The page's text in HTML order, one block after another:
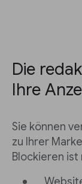
Die
Ihre
Sie können
zu Ihrer
Blockieren ist